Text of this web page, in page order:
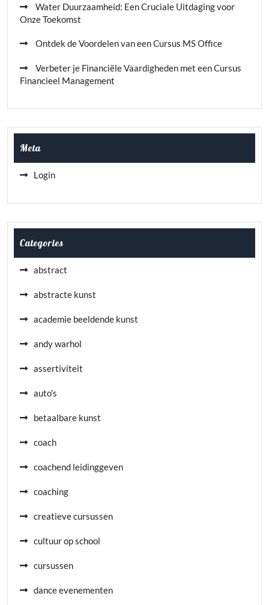
Water Duurzaamheid: Een Cruciale Uitdaging voor
Onze Toekomst
Ontdek de Voordelen van een Cursus MS Office
Verbeter je Financiële Vaardigheden met een Cursus
Financieel Management
Meta
Login
Categories
abstract
abstracte kunst
academie beeldende kunst
andy warhol
assertiviteit
auto's
betaalbare kunst
coach
coachend leidinggeven
coaching
creatieve cursussen
cultuur op school
cursussen
dance evenementen